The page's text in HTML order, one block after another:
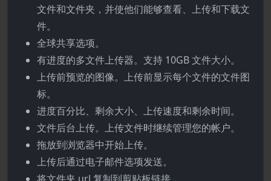
文件和文件夹，并使他们能够查看、上传和下载文
件。
全球共享选项。
有进度的多文件上传器。支持 10GB 文件大小。
上传前预览的图像。上传前显示每个文件的文件图
标。
进度百分比、剩余大小、上传速度和剩余时间。
文件后台上传。上传文件时继续管理您的帐户。
拖放到浏览器中开始上传。
上传后通过电子邮件选项发送。